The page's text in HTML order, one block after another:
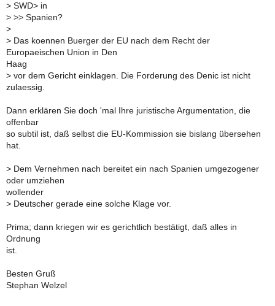
> SWD> in
> >> Spanien?
>
> Das koennen Buerger der EU nach dem Recht der
Europaeischen Union in Den
Haag
> vor dem Gericht einklagen. Die Forderung des Denic ist nicht
zulaessig.
Dann erklären Sie doch 'mal Ihre juristische Argumentation, die
offenbar
so subtil ist, daß selbst die EU-Kommission sie bislang übersehen
hat.
> Dem Vernehmen nach bereitet ein nach Spanien umgezogener
oder umziehen
wollender
> Deutscher gerade eine solche Klage vor.
Prima; dann kriegen wir es gerichtlich bestätigt, daß alles in
Ordnung
ist.
Besten Gruß
Stephan Welzel